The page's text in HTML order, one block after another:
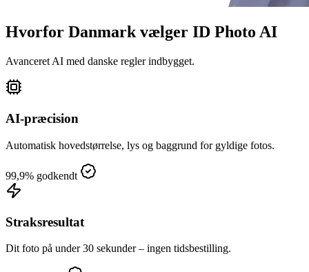
Hvorfor Danmark vælger ID Photo AI
Avanceret AI med danske regler indbygget.
AI‑præcision
Automatisk hovedstørrelse, lys og baggrund for gyldige fotos.
99,9% godkendt
Straksresultat
Dit foto på under 30 sekunder – ingen tidsbestilling.